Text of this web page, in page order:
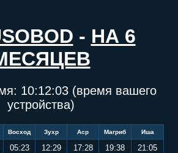
- НА 6
10:12:03(время вашего
устройства)
Восход Зухр Аср Магриб Иша
05:23 12:29 17:28 19:38
21:05